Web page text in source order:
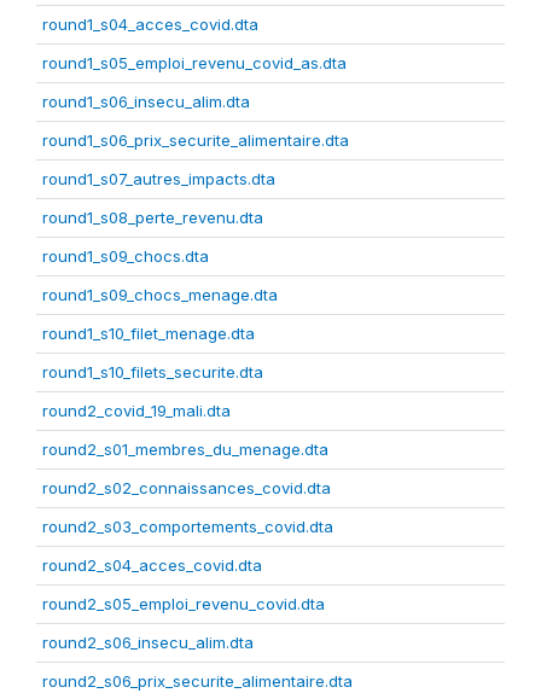
round1_s04_acces_covid.dta
round1_s05_emploi_revenu_covid_as.dta
round1_s06_insecu_alim.dta
round1_s06_prix_securite_alimentaire.dta
round1_s07_autres_impacts.dta
round1_s08_perte_revenu.dta
round1_s09_chocs.dta
round1_s09_chocs_menage.dta
round1_s10_filet_menage.dta
round1_s10_filets_securite.dta
round2_covid_19_mali.dta
round2_s01_membres_du_menage.dta
round2_s02_connaissances_covid.dta
round2_s03_comportements_covid.dta
round2_s04_acces_covid.dta
round2_s05_emploi_revenu_covid.dta
round2_s06_insecu_alim.dta
round2_s06_prix_securite_alimentaire.dta